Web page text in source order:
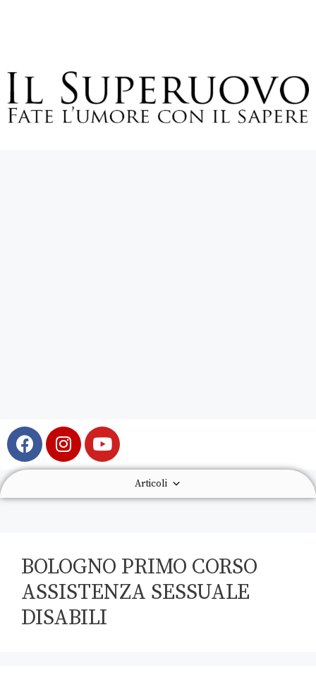
Articoli
BOLOGNO PRIMO CORSO
ASSISTENZA SESSUALE
DISABILI